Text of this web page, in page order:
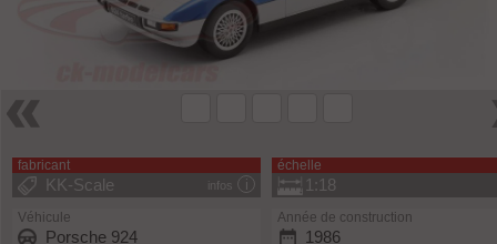
fabricant
infos
KK-Scale
échelle
1:18
Véhicule
Porsche 924
Année de construction
1986